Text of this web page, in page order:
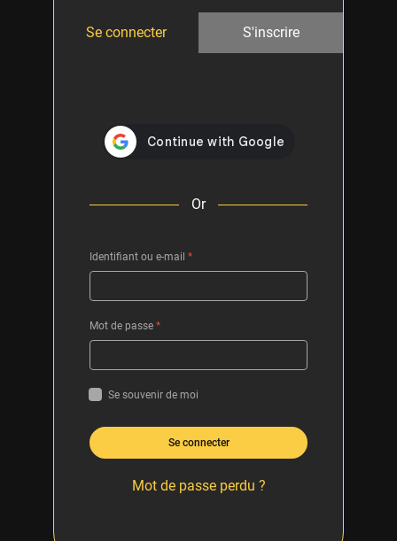
Se connecter S'inscrire
Or
Identifiant ou e-mail *
Mot de passe *
Se souvenir de moi
Se connecter
Mot de passe perdu ?